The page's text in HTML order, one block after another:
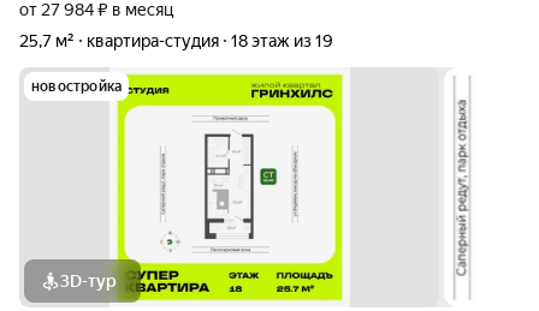
от 27 984 ₽ в месяц
25,7 м²
квартира-студия 18 этаж из 19
новостройка
3D-тур